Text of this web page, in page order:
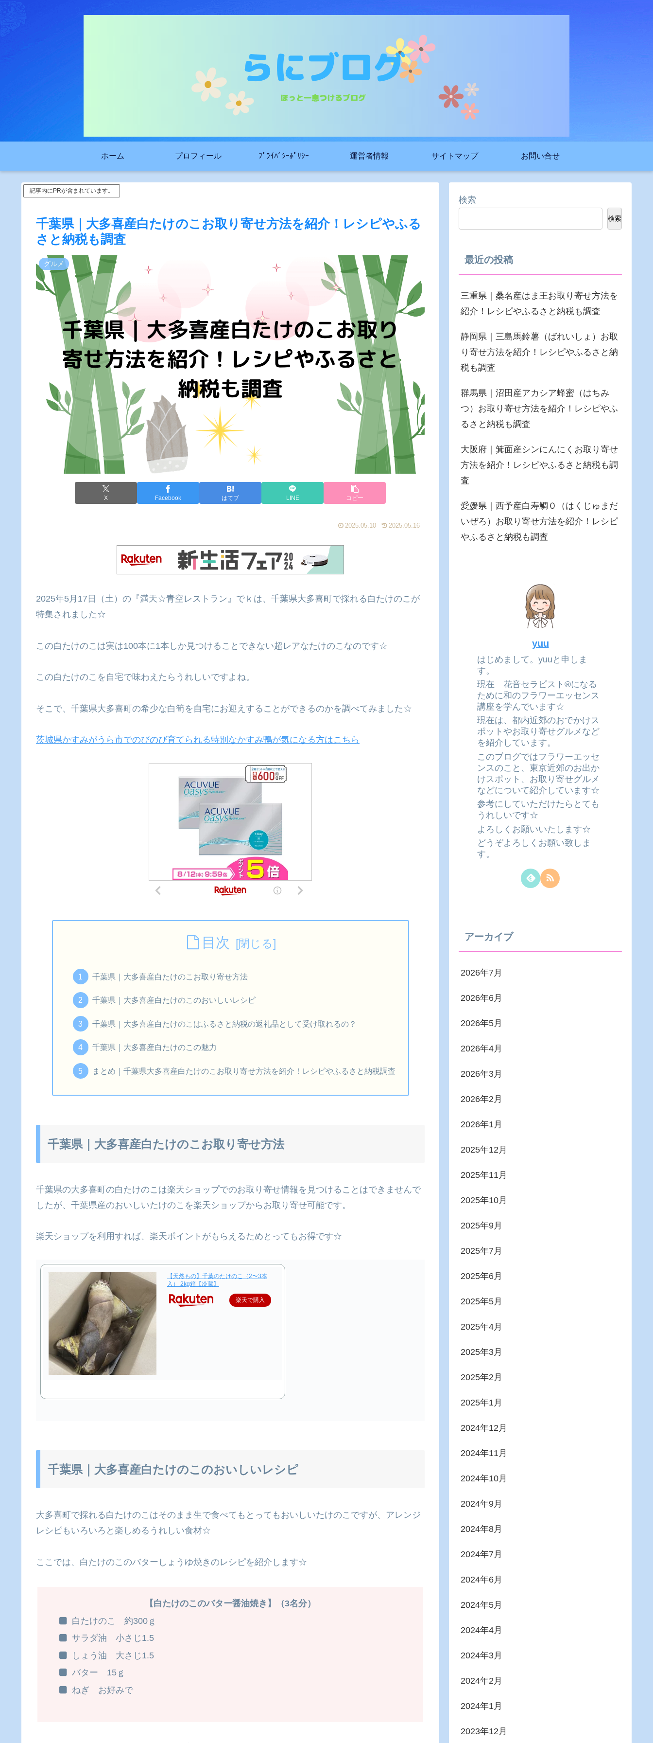
ホーム プロフィール ﾌﾟﾗｲﾊﾞｼｰﾎﾟﾘｼｰ 運営者情報 サイトマップ お問い合せ
記事内にPRが含まれています。
千葉県｜大多喜産白たけのこお取り寄せ方法を紹介！レシピやふる
さと納税も調査
グルメ
X Facebook はてブ LINE コピー
2025.05.10 2025.05.16
2025年5月17日（土）の『満天☆青空レストラン』でｋは、千葉県大多喜町で採れる白たけのこが
特集されました☆
この白たけのこは実は100本に1本しか見つけることできない超レアなたけのこなのです☆
この白たけのこを自宅で味わえたらうれしいですよね。
そこで、千葉県大多喜町の希少な白筍を自宅にお迎えすることができるのかを調べてみました☆
茨城県かすみがうら市でのびのび育てられる特別なかすみ鴨が気になる方はこちら
目次
千葉県｜大多喜産白たけのこお取り寄せ方法
千葉県｜大多喜産白たけのこのおいしいレシピ
千葉県｜大多喜産白たけのこはふるさと納税の返礼品として受け取れるの？
千葉県｜大多喜産白たけのこの魅力
まとめ｜千葉県大多喜産白たけのこお取り寄せ方法を紹介！レシピやふるさと納税調査
千葉県｜大多喜産白たけのこお取り寄せ方法
千葉県の大多喜町の白たけのこは楽天ショップでのお取り寄せ情報を見つけることはできませんで
したが、千葉県産のおいしいたけのこを楽天ショップからお取り寄せ可能です。
楽天ショップを利用すれば、楽天ポイントがもらえるためとってもお得です☆
【天然もの】千葉のたけのこ（2〜3本
入） 2kg箱【冷蔵】
楽天で購入
千葉県｜大多喜産白たけのこのおいしいレシピ
大多喜町で採れる白たけのこはそのまま生で食べてもとってもおいしいたけのこですが、アレンジ
レシピもいろいろと楽しめるうれしい食材☆
ここでは、白たけのこのバターしょうゆ焼きのレシピを紹介します☆
【白たけのこのバター醤油焼き】（3名分）
白たけのこ 約300ｇ
サラダ油 小さじ1.5
しょう油 大さじ1.5
バター 15ｇ
ねぎ お好みで
検索
検索
最近の投稿
三重県｜桑名産はま王お取り寄せ方法を
紹介！レシピやふるさと納税も調査
静岡県｜三島馬鈴薯（ばれいしょ）お取
り寄せ方法を紹介！レシピやふるさと納
税も調査
群馬県｜沼田産アカシア蜂蜜（はちみ
つ）お取り寄せ方法を紹介！レシピやふ
るさと納税も調査
大阪府｜箕面産シンにんにくお取り寄せ
方法を紹介！レシピやふるさと納税も調
査
愛媛県｜西予産白寿鯛０（はくじゅまだ
いぜろ）お取り寄せ方法を紹介！レシピ
やふるさと納税も調査
yuu
はじめまして。yuuと申しま
す。
現在 花音セラピスト®になる
ために和のフラワーエッセンス
講座を学んでいます☆
現在は、都内近郊のおでかけス
ポットやお取り寄せグルメなど
を紹介しています。
このブログではフラワーエッセ
ンスのこと、東京近郊のお出か
けスポット、お取り寄せグルメ
などについて紹介しています☆
参考にしていただけたらとても
うれしいです☆
よろしくお願いいたします☆
どうぞよろしくお願い致しま
す。
アーカイブ
2026年7月
2026年6月
2026年5月
2026年4月
2026年3月
2026年2月
2026年1月
2025年12月
2025年11月
2025年10月
2025年9月
2025年7月
2025年6月
2025年5月
2025年4月
2025年3月
2025年2月
2025年1月
2024年12月
2024年11月
2024年10月
2024年9月
2024年8月
2024年7月
2024年6月
2024年5月
2024年4月
2024年3月
2024年2月
2024年1月
2023年12月